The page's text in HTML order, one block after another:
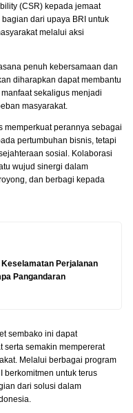
(CSR) kepada jemaat
dari upaya BRI untuk
melalui aksi
penuh kebersamaan dan
diharapkan dapat membantu
sekaligus menjadi
masyarakat.
memperkuat perannya sebagai
pertumbuhan bisnis, tetapi
sosial. Kolaborasi
wujud sinergi dalam
dan berbagi kepada
Perjalanan
Pangandaran
sembako ini dapat
serta semakin mempererat
Melalui berbagai program
berkomitmen untuk terus
dari solusi dalam